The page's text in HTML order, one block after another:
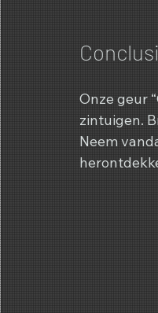
Onze geur
zintuigen.
Neem